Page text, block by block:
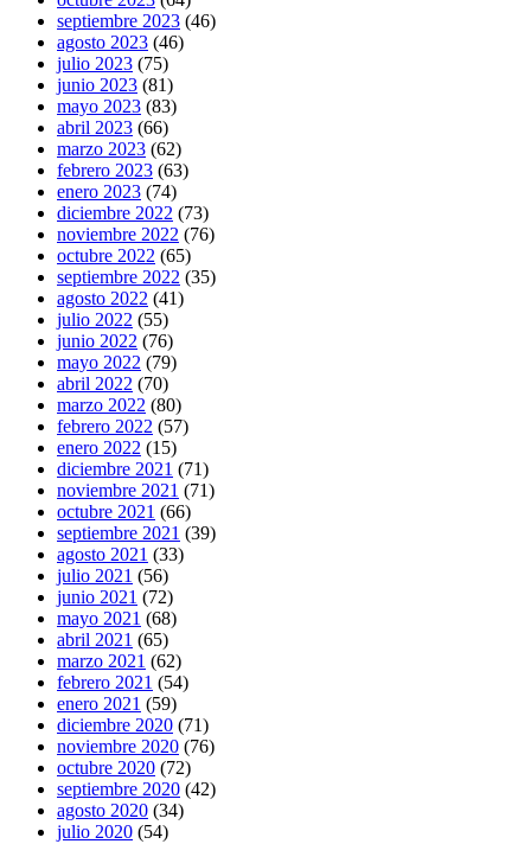
septiembre 2023 (46)
agosto 2023 (46)
julio 2023 (75)
junio 2023 (81)
mayo 2023 (83)
abril 2023 (66)
marzo 2023 (62)
febrero 2023 (63)
enero 2023 (74)
diciembre 2022 (73)
noviembre 2022 (76)
octubre 2022 (65)
septiembre 2022 (35)
agosto 2022 (41)
julio 2022 (55)
junio 2022 (76)
mayo 2022 (79)
abril 2022 (70)
marzo 2022 (80)
febrero 2022 (57)
enero 2022 (15)
diciembre 2021 (71)
noviembre 2021 (71)
octubre 2021 (66)
septiembre 2021 (39)
agosto 2021 (33)
julio 2021 (56)
junio 2021 (72)
mayo 2021 (68)
abril 2021 (65)
marzo 2021 (62)
febrero 2021 (54)
enero 2021 (59)
diciembre 2020 (71)
noviembre 2020 (76)
octubre 2020 (72)
septiembre 2020 (42)
agosto 2020 (34)
julio 2020 (54)